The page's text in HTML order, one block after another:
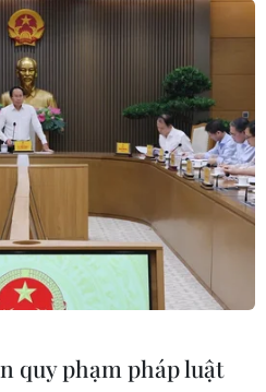
quy phạm pháp luật